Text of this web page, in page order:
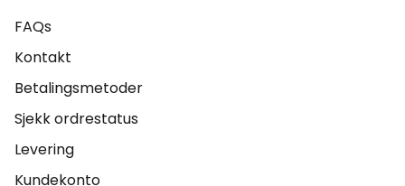
FAQs
Kontakt
Betalingsmetoder
Sjekk ordrestatus
Levering
Kundekonto